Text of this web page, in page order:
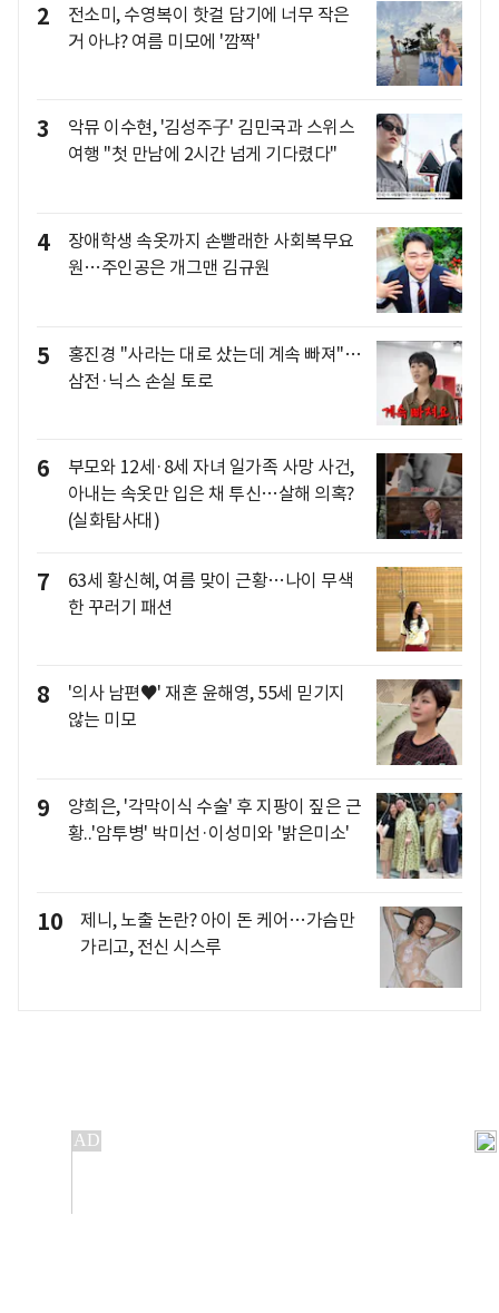
2
전소미, 수영복이 핫걸 담기에 너무 작은
거 아냐? 여름 미모에 '깜짝'
3
악뮤 이수현, '김성주子' 김민국과 스위스
여행 "첫 만남에 2시간 넘게 기다렸다"
4
장애학생 속옷까지 손빨래한 사회복무요
원…주인공은 개그맨 김규원
5
홍진경 "사라는 대로 샀는데 계속 빠져"…
삼전·닉스 손실 토로
6
부모와 12세·8세 자녀 일가족 사망 사건,
아내는 속옷만 입은 채 투신…살해 의혹?
(실화탐사대)
7
63세 황신혜, 여름 맞이 근황…나이 무색
한 꾸러기 패션
8
'의사 남편♥' 재혼 윤해영, 55세 믿기지
않는 미모
9
양희은, '각막이식 수술' 후 지팡이 짚은 근
황..'암투병' 박미선·이성미와 '밝은미소'
10
제니, 노출 논란? 아이 돈 케어…가슴만
가리고, 전신 시스루